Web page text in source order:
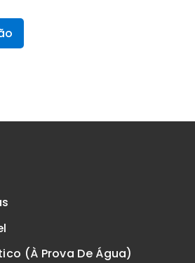
(à Prova De Água)